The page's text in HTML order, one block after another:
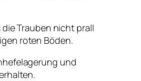
Trauben nicht prall
roten Böden.
und